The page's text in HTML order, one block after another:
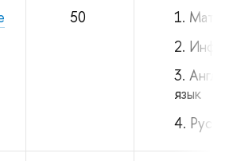
50
язык